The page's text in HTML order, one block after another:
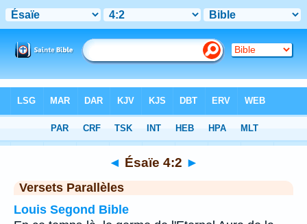
Chapitre 4> Verset 2
◄ Ésaïe 4:2 ►
Versets Parallèles
Louis Segond Bible